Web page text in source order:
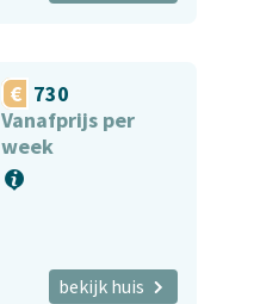
730
Vanafprijs per
week
bekijk huis